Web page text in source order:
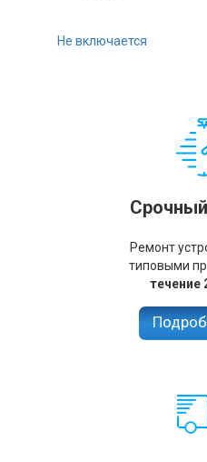
Не включается
Ремонт
типовыми
течение